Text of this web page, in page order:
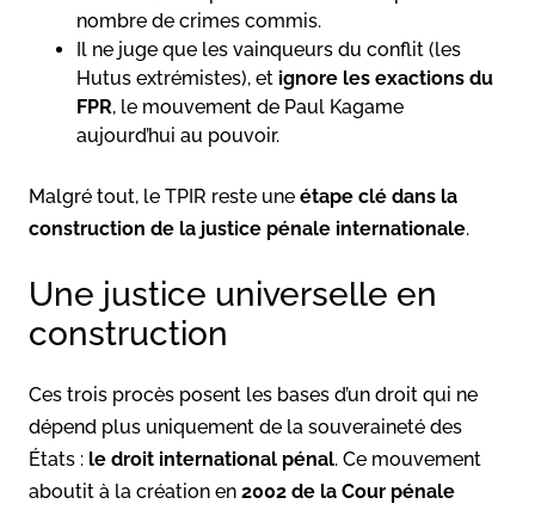
nombre de crimes commis.
Il ne juge que les vainqueurs du conflit (les
Hutus extrémistes), et ignore les exactions du
FPR, le mouvement de Paul Kagame
aujourd’hui au pouvoir.
Malgré tout, le TPIR reste une étape clé dans la
construction de la justice pénale internationale.
Une justice universelle en
construction
Ces trois procès posent les bases d’un droit qui ne
dépend plus uniquement de la souveraineté des
États : le droit international pénal. Ce mouvement
aboutit à la création en 2002 de la Cour pénale